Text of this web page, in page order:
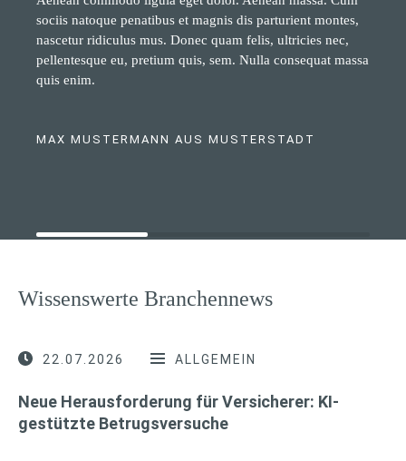
sociis natoque penatibus et magnis dis parturient montes,
nascetur ridiculus mus. Donec quam felis, ultricies nec,
pellentesque eu, pretium quis, sem. Nulla consequat massa
quis enim.
MAX MUSTERMANN AUS MUSTERSTADT
Wissenswerte Branchennews
22.07.2026 ALLGEMEIN
Neue Herausforderung für Versicherer: KI-
gestützte Betrugsversuche